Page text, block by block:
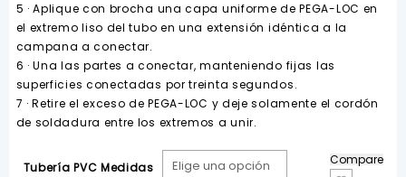
5 · Aplique con brocha una capa uniforme de PEGA-LOC en
el extremo liso del tubo en una extensión idéntica a la
campana a conectar.
6 · Una las partes a conectar, manteniendo fijas las
superficies conectadas por treinta segundos.
7 · Retire el exceso de PEGA-LOC y deje solamente el cordón
de soldadura entre los extremos a unir.
Tubería PVC Medidas
Compare